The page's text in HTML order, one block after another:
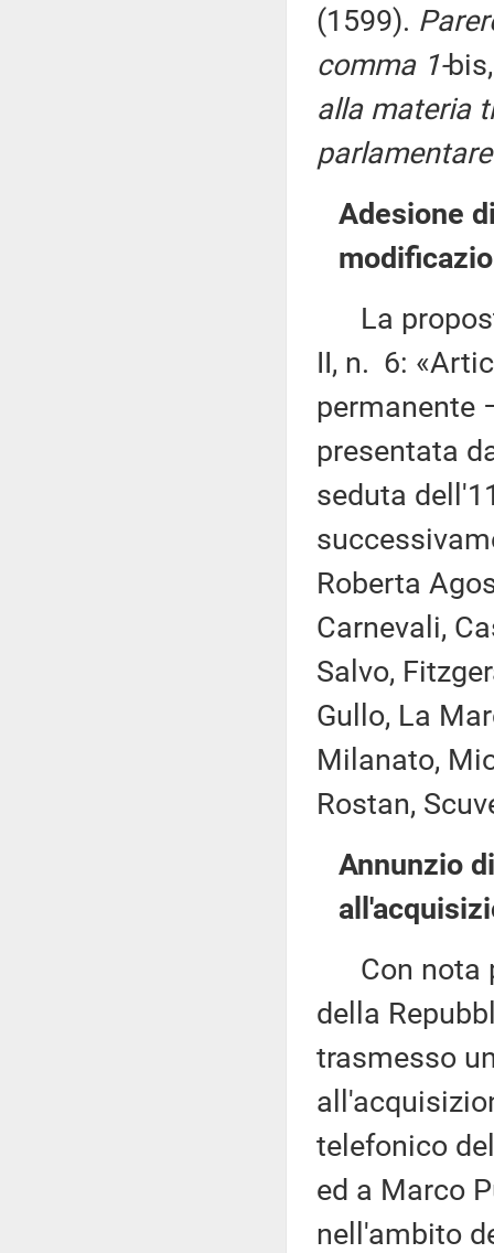
(1599).
comma 1-
alla materia
Adesione
La
II, n. 6:
permanente
presentata
seduta
Roberta
Carnevali,
Salvo,
Gullo, La
Milanato,
Rostan,
Annunzio
Con nota
della
trasmesso
telefonico
ed a Marco
nell'ambito